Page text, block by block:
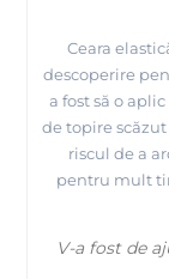
Ceara
descoperire
a fost să o
de topire
riscul de a
pentru mult
V-a fost de